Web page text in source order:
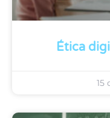
Ética
15